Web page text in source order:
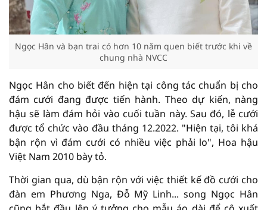
Ngọc Hân và bạn trai có hơn 10 năm quen biết trước khi về
chung nhà NVCC
Ngọc Hân cho biết đến hiện tại công tác chuẩn bị cho
đám cưới đang được tiến hành. Theo dự kiến, nàng
hậu sẽ làm đám hỏi vào cuối tuần này. Sau đó, lễ cưới
được tổ chức vào đầu tháng 12.2022. "Hiện tại, tôi khá
bận rộn vì đám cưới có nhiều việc phải lo", Hoa hậu
Việt Nam 2010 bày tỏ.
Thời gian qua, dù bận rộn với việc thiết kế đồ cưới cho
đàn em Phương Nga, Đỗ Mỹ Linh... song Ngọc Hân